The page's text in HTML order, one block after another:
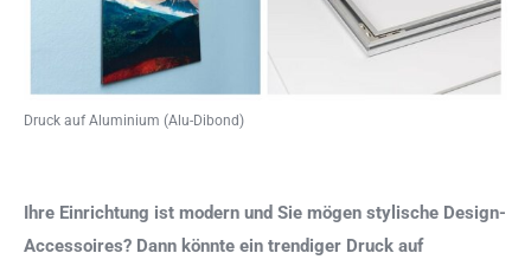
Druck auf Aluminium (Alu-Dibond)
Ihre Einrichtung ist modern und Sie mögen stylische Design-
Accessoires? Dann könnte ein trendiger Druck auf